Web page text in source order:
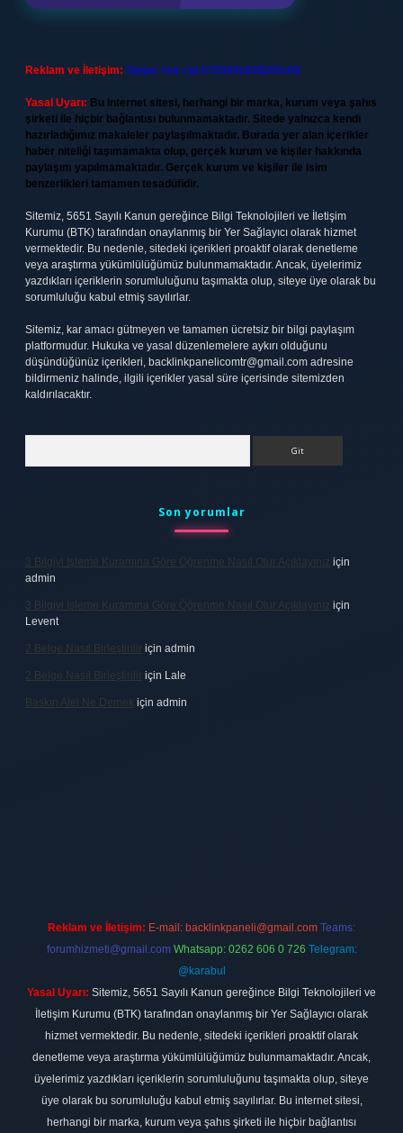
Reklam ve İletişim: Skype: live:.cid.575569c608265c69
Yasal Uyarı: Bu internet sitesi, herhangi bir marka, kurum veya şahıs
şirketi ile hiçbir bağlantısı bulunmamaktadır. Sitede yalnızca kendi
hazırladığımız makaleler paylaşılmaktadır. Burada yer alan içerikler
haber niteliği taşımamakta olup, gerçek kurum ve kişiler hakkında
paylaşım yapılmamaktadır. Gerçek kurum ve kişiler ile isim
benzerlikleri tamamen tesadüfidir.
Sitemiz, 5651 Sayılı Kanun gereğince Bilgi Teknolojileri ve İletişim
Kurumu (BTK) tarafından onaylanmış bir Yer Sağlayıcı olarak hizmet
vermektedir. Bu nedenle, sitedeki içerikleri proaktif olarak denetleme
veya araştırma yükümlülüğümüz bulunmamaktadır. Ancak, üyelerimiz
yazdıkları içeriklerin sorumluluğunu taşımakta olup, siteye üye olarak bu
sorumluluğu kabul etmiş sayılırlar.
Sitemiz, kar amacı gütmeyen ve tamamen ücretsiz bir bilgi paylaşım
platformudur. Hukuka ve yasal düzenlemelere aykırı olduğunu
düşündüğünüz içerikleri, backlinkpanelicomtr@gmail.com adresine
bildirmeniz halinde, ilgili içerikler yasal süre içerisinde sitemizden
kaldırılacaktır.
Son yorumlar
3 Bilgiyi Işleme Kuramına Göre Öğrenme Nasıl Olur Açıklayınız için
admin
3 Bilgiyi Işleme Kuramına Göre Öğrenme Nasıl Olur Açıklayınız için
Levent
2 Belge Nasıl Birleştirilir için admin
2 Belge Nasıl Birleştirilir için Lale
Baskın Alel Ne Demek için admin
Reklam ve İletişim: E-mail: backlinkpaneli@gmail.com Teams:
forumhizmeti@gmail.com Whatsapp: 0262 606 0 726 Telegram:
@karabul
Yasal Uyarı: Sitemiz, 5651 Sayılı Kanun gereğince Bilgi Teknolojileri ve
İletişim Kurumu (BTK) tarafından onaylanmış bir Yer Sağlayıcı olarak
hizmet vermektedir. Bu nedenle, sitedeki içerikleri proaktif olarak
denetleme veya araştırma yükümlülüğümüz bulunmamaktadır. Ancak,
üyelerimiz yazdıkları içeriklerin sorumluluğunu taşımakta olup, siteye
üye olarak bu sorumluluğu kabul etmiş sayılırlar. Bu internet sitesi,
herhangi bir marka, kurum veya şahıs şirketi ile hiçbir bağlantısı